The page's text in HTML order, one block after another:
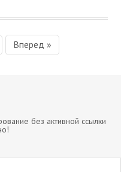
Вперед »
без активной ссылки